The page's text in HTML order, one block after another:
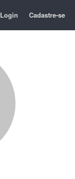
Login Cadastre-se